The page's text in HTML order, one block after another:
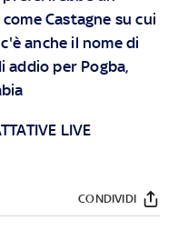
Castagne su cui
anche il nome di
addio per Pogba,
LIVE
CONDIVIDI